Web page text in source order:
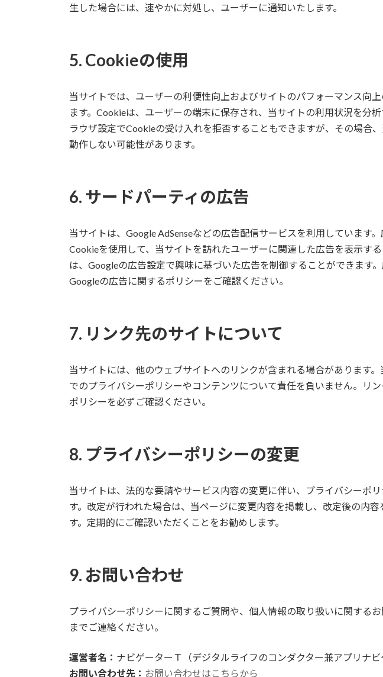
生した場合には、速やかに対処し、ユーザーに通知いたします。
5. Cookieの使用
当サイトでは、ユーザーの利便性向上およびサイトのパフォーマンス向
ます。Cookieは、ユーザーの端末に保存され、当サイトの利用状況を分
ラウザ設定でCookieの受け入れを拒否することもできますが、その場合
動作しない可能性があります。
6. サードパーティの広告
当サイトは、Google AdSenseなどの広告配信サービスを利用しています
Cookieを使用して、当サイトを訪れたユーザーに関連した広告を表示す
は、Googleの広告設定で興味に基づいた広告を制御することができます。
Googleの広告に関するポリシーをご確認ください。
7. リンク先のサイトについて
当サイトには、他のウェブサイトへのリンクが含まれる場合があります
でのプライバシーポリシーやコンテンツについて責任を負いません。リ
ポリシーを必ずご確認ください。
8. プライバシーポリシーの変更
当サイトは、法的な要請やサービス内容の変更に伴い、プライバシーポ
す。改定が行われた場合は、当ページに変更内容を掲載し、改定後の内
す。定期的にご確認いただくことをお勧めします。
9. お問い合わせ
プライバシーポリシーに関するご質問や、個人情報の取り扱いに関する
までご連絡ください。
運営者名： ナビゲーターＴ（デジタルライフのコンダクター兼アプリナビ
お問い合わせ先： お問い合わせはこちらから